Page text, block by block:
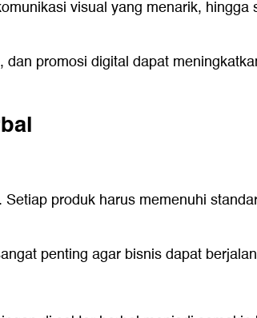
visual yang menarik,
promosi digital dapat
produk harus memenuhi
penting agar bisnis dapat